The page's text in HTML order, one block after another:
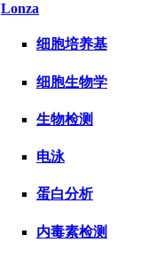
Lonza
细胞培养基
细胞生物学
生物检测
电泳
蛋白分析
内毒素检测